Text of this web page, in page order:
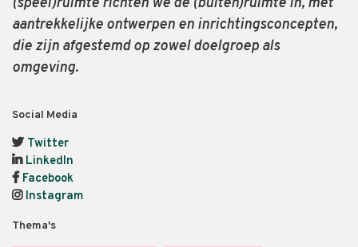
(speel)ruimte richten we de (buiten)ruimte in, met
aantrekkelijke ontwerpen en inrichtingsconcepten,
die zijn afgestemd op zowel doelgroep als
omgeving.
Social Media
Twitter
LinkedIn
Facebook
Instagram
Thema's